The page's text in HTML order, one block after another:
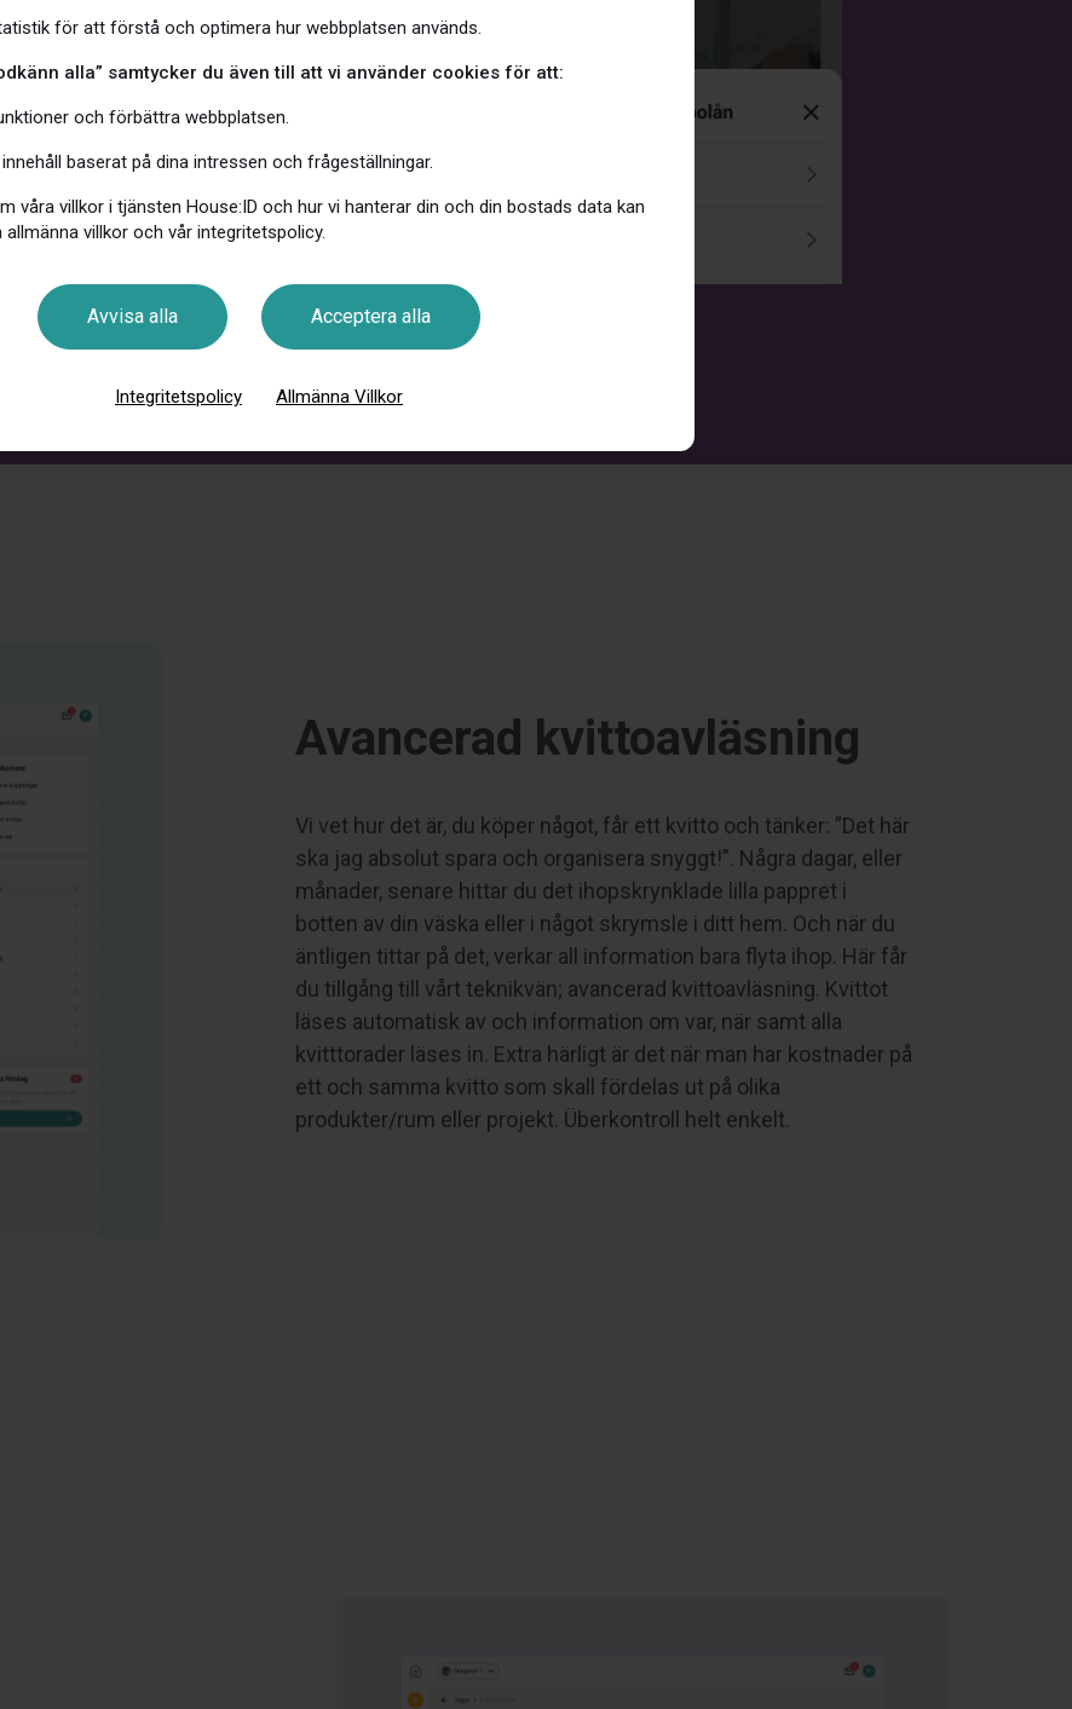
för att förstå och optimera hur webbplatsen används.
alla” samtycker du även till att vi använder cookies för att:
och förbättra webbplatsen.
baserat på dina intressen och frågeställningar.
våra villkor i tjänsten House:ID och hur vi hanterar din och din bostads data kan
allmänna villkor och vår integritetspolicy.
Avvisa alla Acceptera alla
Integritetspolicy Allmänna Villkor
uppdateras eller
alltid är
som gör att du
och situation.
Avancerad kvittoavläsning
Vi vet hur det är, du köper något, får ett kvitto och tänker: ”Det här
ska jag absolut spara och organisera snyggt!”. Några dagar, eller
månader, senare hittar du det ihopskrynklade lilla pappret i
botten av din väska eller i något skrymsle i ditt hem. Och när du
äntligen tittar på det, verkar all information bara flyta ihop. Här får
du tillgång till vårt teknikvän; avancerad kvittoavläsning. Kvittot
läses automatisk av och information om var, när samt alla
kvitttorader läses in. Extra härligt är det när man har kostnader på
ett och samma kvitto som skall fördelas ut på olika
produkter/rum eller projekt. Überkontroll helt enkelt.